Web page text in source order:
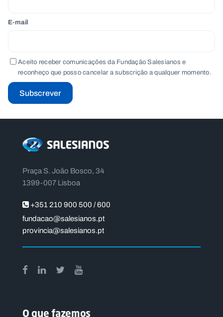
E-mail
Aceito receber comunicações da Fundação Salesianos e
reconheço que posso cancelar a subscrição a qualquer momento.
Subscrever
Praça S. João Bosco, 34
1399-007 Lisboa
+351 210 900 500 / 600
fundacao@salesianos.pt
provincia@salesianos.pt
O que fazemos